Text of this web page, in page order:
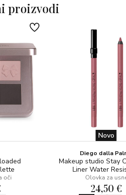
MIKROSFERE za
proizvodi
oči
Novo
Diego dalla
Makeup studio Stay
Liner Water
Olovka za
24,50 €